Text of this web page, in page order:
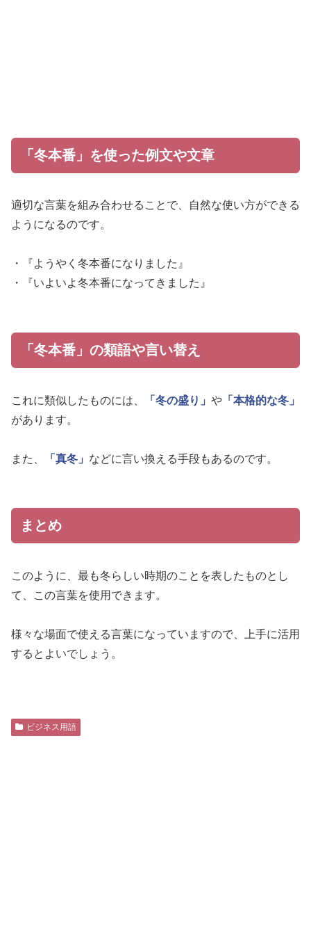
「冬本番」を使った例文や文章
適切な言葉を組み合わせることで、自然な使い方ができる
ようになるのです。
・『ようやく冬本番になりました』
・『いよいよ冬本番になってきました』
「冬本番」の類語や言い替え
これに類似したものには、 「冬の盛り」 や 「本格的な冬」
があります。
また、 「真冬」 などに言い換える手段もあるのです。
まとめ
このように、最も冬らしい時期のことを表したものとし
て、この言葉を使用できます。
様々な場面で使える言葉になっていますので、上手に活用
するとよいでしょう。
ビジネス用語